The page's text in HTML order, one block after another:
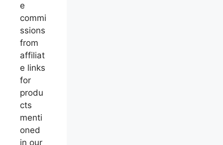
e
commi
ssions
from
affiliat
e links
for
produ
cts
menti
oned
in our